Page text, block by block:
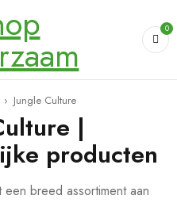
0
› Jungle Culture
|
producten
breed assortiment aan